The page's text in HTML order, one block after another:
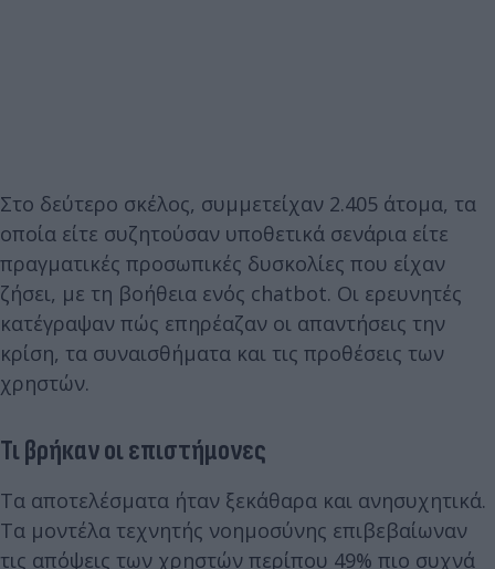
Στο δεύτερο σκέλος, συμμετείχαν 2.405 άτομα, τα
οποία είτε συζητούσαν υποθετικά σενάρια είτε
πραγματικές προσωπικές δυσκολίες που είχαν
ζήσει, με τη βοήθεια ενός chatbot. Οι ερευνητές
κατέγραψαν πώς επηρέαζαν οι απαντήσεις την
κρίση, τα συναισθήματα και τις προθέσεις των
χρηστών.
Τι βρήκαν οι επιστήμονες
Τα αποτελέσματα ήταν ξεκάθαρα και ανησυχητικά.
Τα μοντέλα τεχνητής νοημοσύνης επιβεβαίωναν
τις απόψεις των χρηστών περίπου 49% πιο συχνά